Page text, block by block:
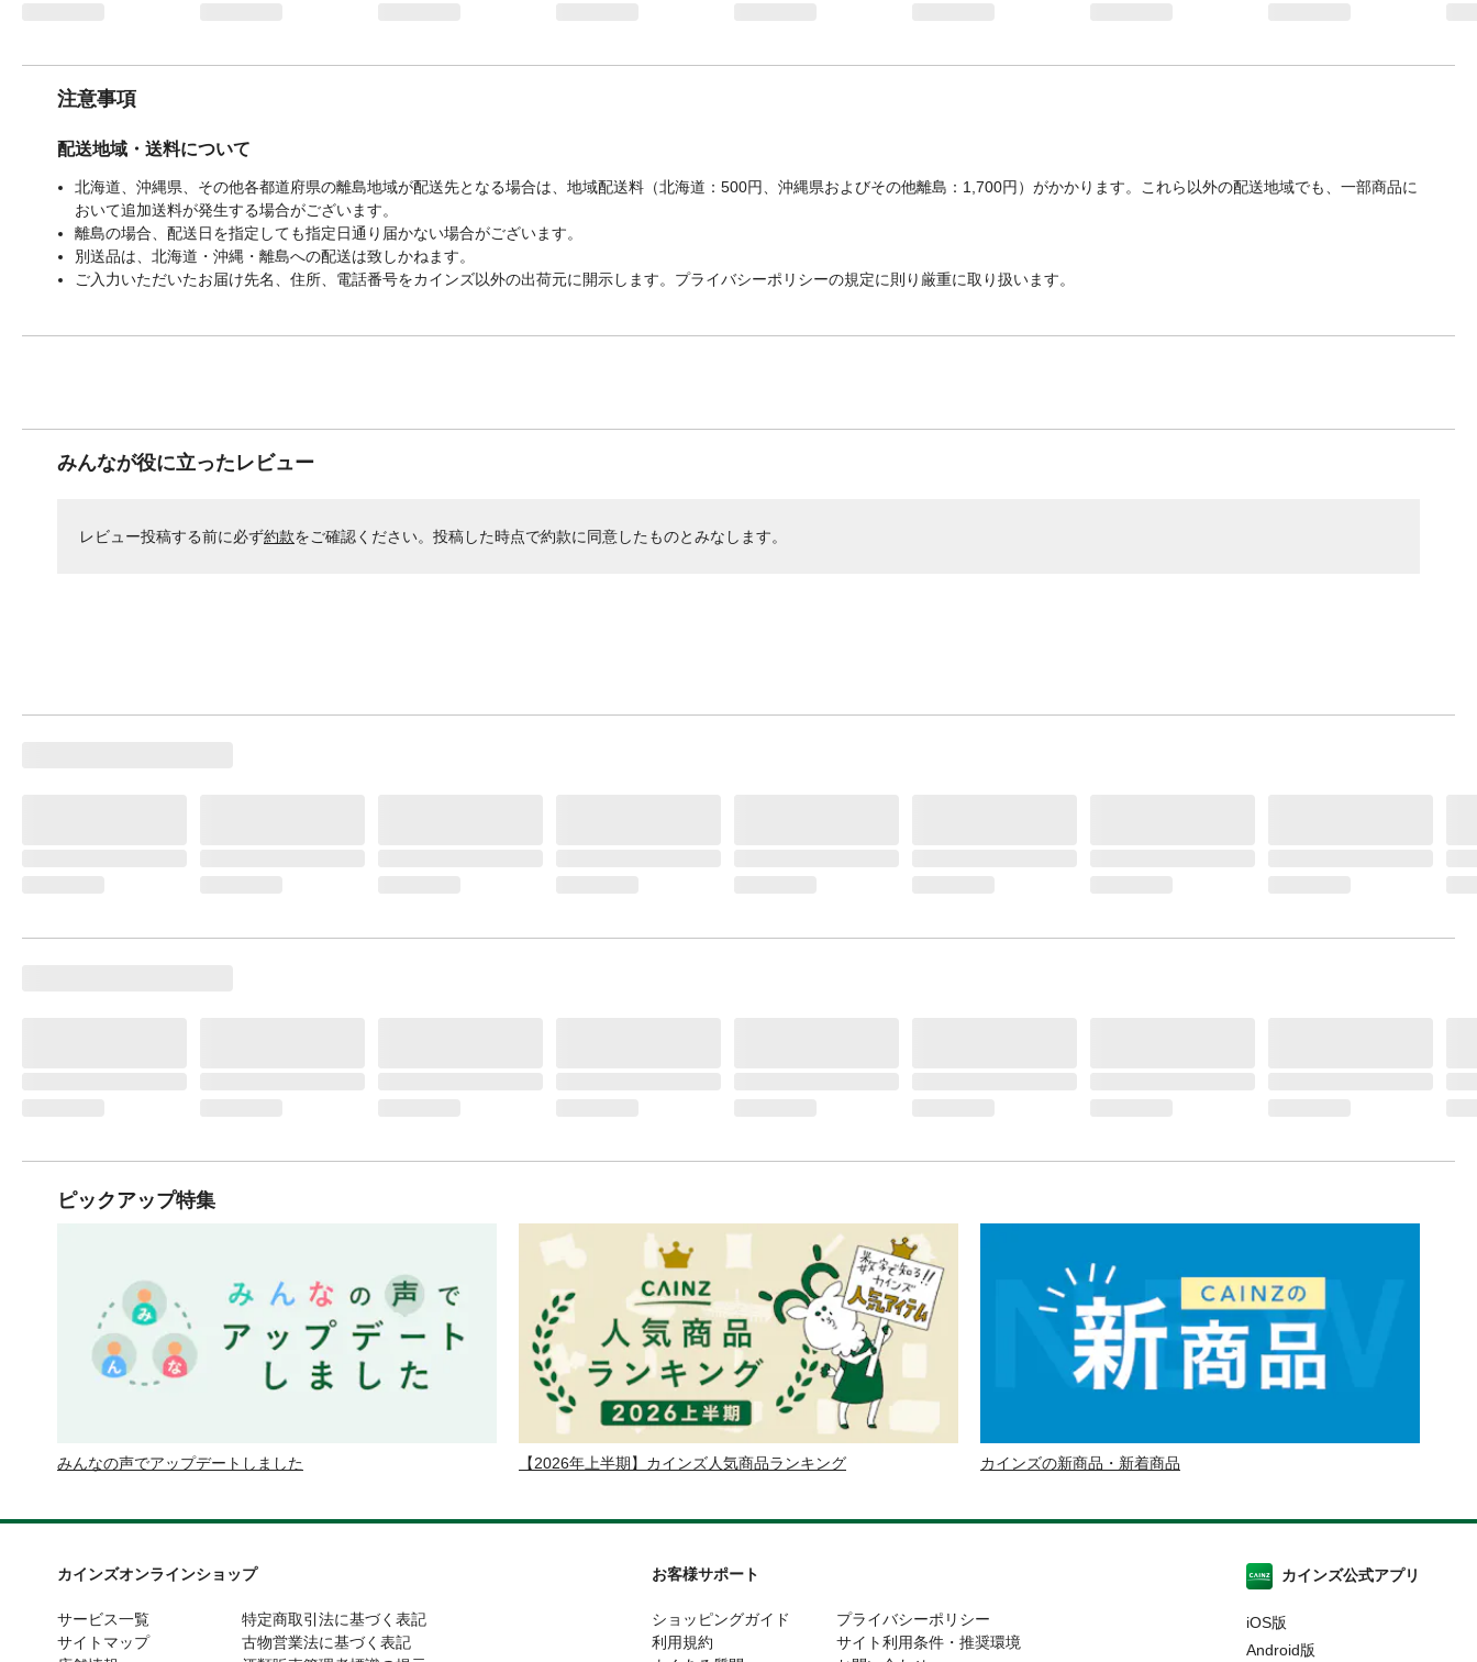
注意事項
配送地域・送料について
北海道、沖縄県、その他各都道府県の離島地域が配送先となる場合は、地域配送料（北海道：500円、沖縄県およびその他離島：1,700円）がかかります。これら以外の配送地域でも、一部商品に
おいて追加送料が発生する場合がございます。
離島の場合、配送日を指定しても指定日通り届かない場合がございます。
別送品は、北海道・沖縄・離島への配送は致しかねます。
ご入力いただいたお届け先名、住所、電話番号をカインズ以外の出荷元に開示します。プライバシーポリシーの規定に則り厳重に取り扱います。
みんなが役に立ったレビュー
レビュー投稿する前に必ず約款をご確認ください。投稿した時点で約款に同意したものとみなします。
ピックアップ特集
みんなの声でアップデートしました 【2026年上半期】カインズ人気商品ランキング カインズの新商品・新着商品
カインズオンラインショップ
サービス一覧
サイトマップ
特定商取引法に基づく表記
古物営業法に基づく表記
お客様サポート
ショッピングガイド
利用規約
プライバシーポリシー
サイト利用条件・推奨環境
カインズ公式アプリ
iOS版
Android版